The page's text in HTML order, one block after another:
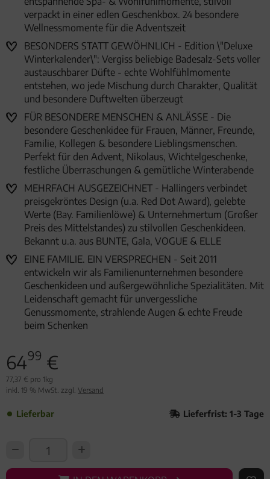
verpackt in einer edlen Geschenkbox. 24 besondere
Wellnessmomente für die Adventszeit
BESONDERS STATT GEWÖHNLICH - Edition \"Deluxe
Winterkalender\": Vergiss beliebige Badesalz-Sets voller
austauschbarer Düfte - echte Wohlfühlmomente
entstehen, wo jede Mischung durch Charakter, Qualität
und besondere Duftwelten überzeugt
FÜR BESONDERE MENSCHEN & ANLÄSSE - Die
besondere Geschenkidee für Frauen, Männer, Freunde,
Familie, Kollegen & besondere Lieblingsmenschen.
Perfekt für den Advent, Nikolaus, Wichtelgeschenke,
festliche Überraschungen & gemütliche Winterabende
MEHRFACH AUSGEZEICHNET - Hallingers verbindet
preisgekröntes Design (u.a. Red Dot Award), gelebte
Werte (Bay. Familienlöwe) & Unternehmertum (Großer
Preis des Mittelstandes) zu stilvollen Geschenkideen.
Bekannt u.a. aus BUNTE, Gala, VOGUE & ELLE
EINE FAMILIE. EIN VERSPRECHEN - Seit 2011
entwickeln wir als Familienunternehmen besondere
Geschenkideen und außergewöhnliche Spezialitäten. Mit
Leidenschaft gemacht für unvergessliche
Genussmomente, strahlende Augen & echte Freude
beim Schenken
6499 €
77,37 € pro 1kg
inkl. 19 % MwSt. zzgl. Versand
Lieferbar Lieferfrist: 1-3 Tage